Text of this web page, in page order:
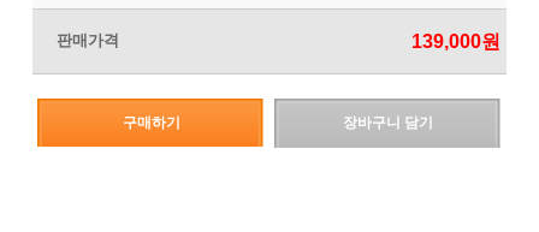
판매가격 139,000원
구매하기 장바구니 담기